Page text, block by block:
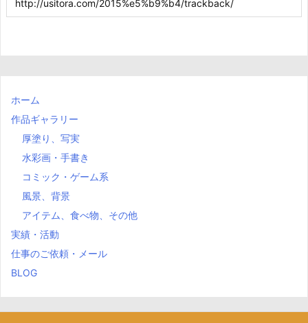
ホーム
作品ギャラリー
厚塗り、写実
水彩画・手書き
コミック・ゲーム系
風景、背景
アイテム、食べ物、その他
実績・活動
仕事のご依頼・メール
BLOG